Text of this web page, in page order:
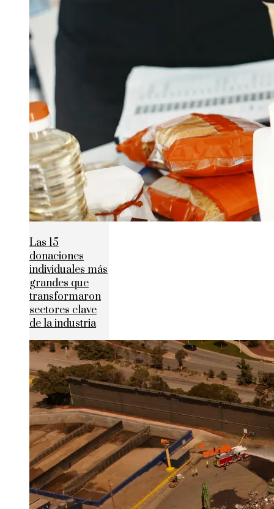
Las 15
donaciones
individuales más
grandes que
transformaron
sectores clave
de la industria